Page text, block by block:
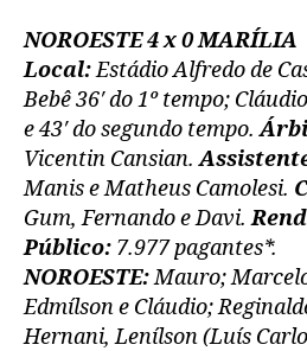
NOROESTE 4 x 0 MARÍLIA
Local:Estádio Alfredo de
Bebê 36′ do 1º tempo;
e 43′ do segundo tempo.
Vicentin Cansian.
Manis e Matheus Camolesi.
Gum, Fernando e Davi.
Público: 7.977 pagantes*.
NOROESTE:Mauro;
Edmílson e Cláudio;
Hernani, Lenílson (Luís